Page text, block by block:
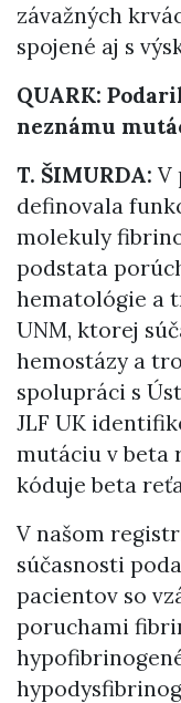
závažných
spojené aj s
QUARK:
neznámu
T. ŠIMURDA: V
definovala
molekuly
podstata
hematológie a
UNM, ktorej
hemostázy a
spolupráci s
JLF UK
mutáciu v beta
kóduje beta
V našom
súčasnosti
pacientov so
poruchami